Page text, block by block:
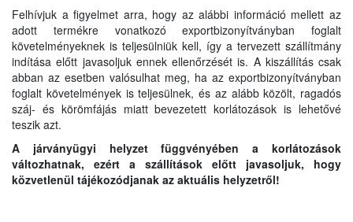
Felhívjuk a figyelmet arra, hogy az alábbi információ mellett az
adott termékre vonatkozó exportbizonyítványban foglalt
követelményeknek is teljesülniük kell, így a tervezett szállítmány
indítása előtt javasoljuk ennek ellenőrzését is. A kiszállítás csak
abban az esetben valósulhat meg, ha az exportbizonyítványban
foglalt követelmények is teljesülnek, és az alább közölt, ragadós
száj- és körömfájás miatt bevezetett korlátozások is lehetővé
teszik azt.
A járványügyi helyzet függvényében a korlátozások
változhatnak, ezért a szállítások előtt javasoljuk, hogy
közvetlenül tájékozódjanak az aktuális helyzetről!